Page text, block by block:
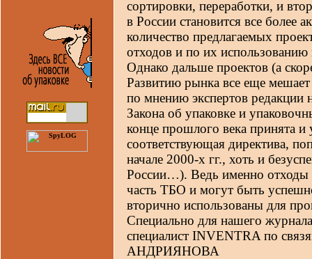
сортировки, переработки, и
в России становится все более
количество предлагаемых
отходов и по их использованию
Однако дальше проектов (а
Развитию рынка все еще
по мнению экспертов редакции
Закона об упаковке и
конце прошлого века принята и
соответствующая директива,
начале 2000-х гг., хоть и
России…). Ведь именно отходы
часть ТБО и могут быть
вторично использованы для
Специально для нашего
специалист INVENTRA по
АНДРИЯНОВА